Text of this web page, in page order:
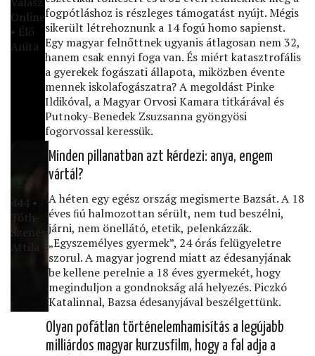
Online
• Élő
Anita
fogpótláshoz is részleges támogatást nyújt. Mégis
sikerült létrehoznunk a 14 fogú homo sapienst.
Egy magyar felnőttnek ugyanis átlagosan nem 32,
hanem csak ennyi foga van. És miért katasztrofális
a gyerekek fogászati állapota, miközben évente
mennek iskolafogászatra? A megoldást Pinke
Ildikóval, a Magyar Orvosi Kamara titkárával és
Putnoky-Benedek Zsuzsanna gyöngyösi
fogorvossal keressük.
444 •
Tóth-
Szenesi
Attila
Minden pillanatban azt kérdezi: anya, engem
vártál?
A héten egy egész ország megismerte Bazsát. A 18
éves ﬁú halmozottan sérült, nem tud beszélni,
járni, nem önellátó, etetik, pelenkázzák.
„Egyszemélyes gyermek”, 24 órás felügyeletre
szorul. A magyar jogrend miatt az édesanyjának
be kellene perelnie a 18 éves gyermekét, hogy
meginduljon a gondnokság alá helyezés. Piczkó
Katalinnal, Bazsa édesanyjával beszélgettünk.
Olyan pofátlan történelemhamisítás a legújabb
milliárdos magyar kurzusﬁlm, hogy a fal adja a